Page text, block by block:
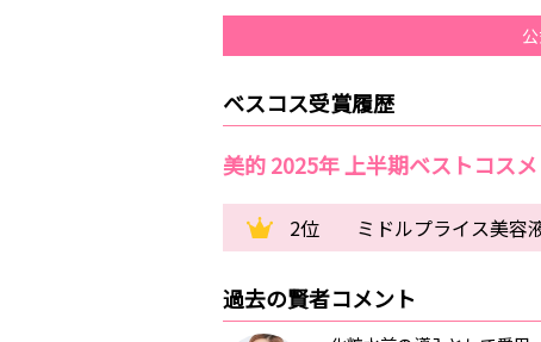
ベスコス受賞履歴
美的 2025年 上半期ベストコスメ
2位 ミドルプライス美容
過去の賢者コメント